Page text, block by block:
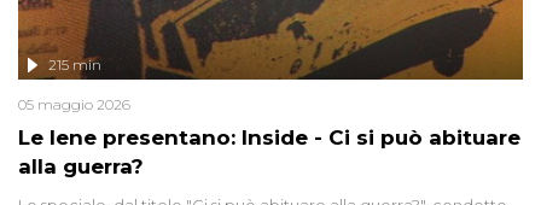
Le Iene presentano: Inside - Ci si può abituare
alla guerra?
215 min
05 maggio 2026